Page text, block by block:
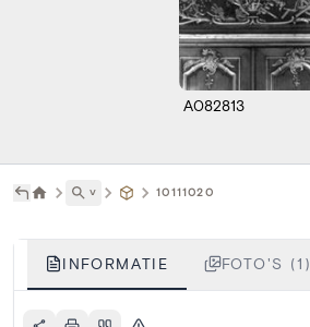
A082813
˅ 10111020
INFORMATIE FOTO'S (1)